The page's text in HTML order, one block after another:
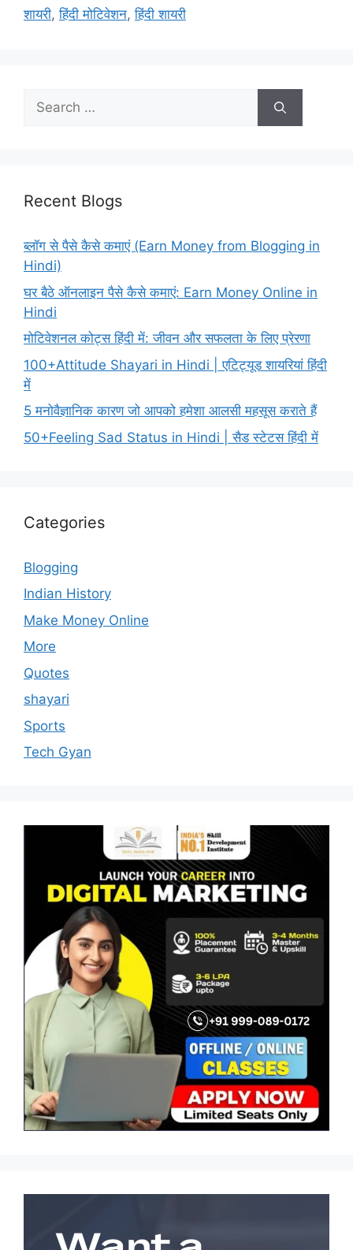
शायरी,हिंदी मोटिवेशन,हिंदी शायरी
Search
for:
Recent Blogs
ब्लॉग से पैसे कैसे कमाएं (Earn Money from Blogging in
Hindi)
घर बैठे ऑनलाइन पैसे कैसे कमाएं: Earn Money Online in
Hindi
मोटिवेशनल कोट्स हिंदी में: जीवन और सफलता के लिए प्रेरणा
100+Attitude Shayari in Hindi | एटिट्यूड शायरियां हिंदी
में
5 मनोवैज्ञानिक कारण जो आपको हमेशा आलसी महसूस कराते हैं
50+Feeling Sad Status in Hindi | सैड स्टेटस हिंदी में
Categories
Blogging
Indian History
Make Money Online
More
Quotes
shayari
Sports
Tech Gyan